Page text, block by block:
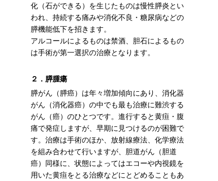
化（石ができる）を生じたものは慢性膵炎とい
われ、持続する痛みや消化不良・糖尿病などの
膵機能低下を招きます。
アルコールによるものは禁酒、胆石によるもの
は手術が第一選択の治療となります。
２．膵腫瘍
膵がん（膵癌）は年々増加傾向にあり、消化器
がん（消化器癌）の中でも最も治療に難渋する
がん（癌）のひとつです。進行すると黄疸・腹
痛で発症しますが、早期に見つけるのが困難で
す。治療は手術のほか、放射線療法、化学療法
を組み合わせて行いますが、胆道がん（胆道
癌）同様に、状態によってはエコーや内視鏡を
用いた黄疸をとる治療などにとどめることもあ